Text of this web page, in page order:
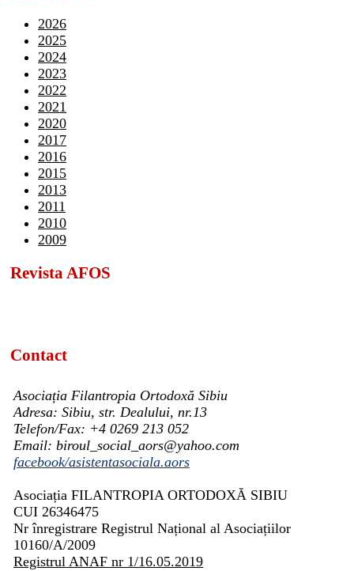
2026
2025
2024
2023
2022
2021
2020
2017
2016
2015
2013
2011
2010
2009
Revista AFOS
Contact
Asociația Filantropia Ortodoxă Sibiu
Adresa: Sibiu, str. Dealului, nr.13
Telefon/Fax: +4 0269 213 052
Email: biroul_social_aors@yahoo.com
facebook/asistentasociala.aors
Asociația FILANTROPIA ORTODOXĂ SIBIU
CUI 26346475
Nr înregistrare Registrul Național al Asociațiilor
10160/A/2009
Registrul ANAF nr 1/16.05.2019